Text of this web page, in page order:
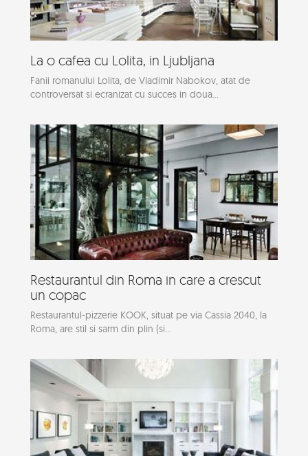
La o cafea cu Lolita, in Ljubljana
Fanii romanului Lolita, de Vladimir Nabokov, atat de
controversat si ecranizat cu succes in doua...
Restaurantul din Roma in care a crescut
un copac
Restaurantul-pizzerie KOOK, situat pe via Cassia 2040, la
Roma, are stil si sarm din plin (si...